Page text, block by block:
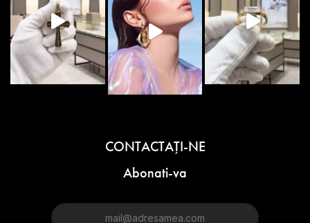
CONTACTAŢI-NE
Abonati-va